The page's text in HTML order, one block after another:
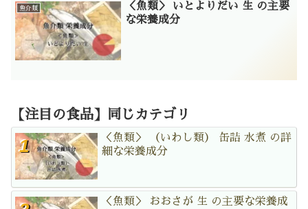
魚介類
＜魚類＞ いとよりだい 生 の主要
な栄養成分
【注目の食品】同じカテゴリ
＜魚類＞ （いわし類） 缶詰 水煮 の詳
細な栄養成分
＜魚類＞ おおさが 生 の主要な栄養成